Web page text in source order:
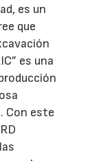
es un
que
es una
Con este